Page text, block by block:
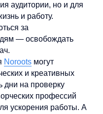
аудитории, но и для
и работу.
за
— освобождать
Noroots могут
и креативных
дни на проверку
профессий
ускорения работы. А